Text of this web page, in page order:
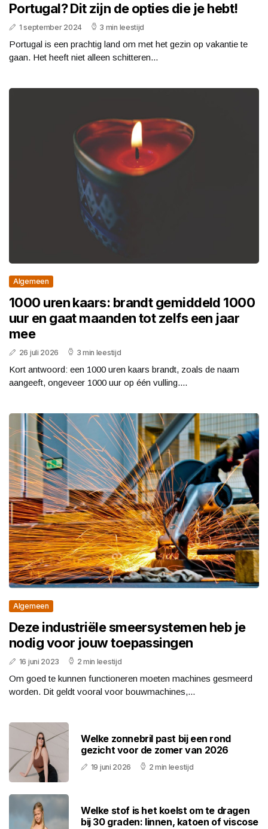
Portugal? Dit zijn de opties die je hebt!
1 september 2024 3 min leestijd
Portugal is een prachtig land om met het gezin op vakantie te
gaan. Het heeft niet alleen schitteren...
Algemeen
1000 uren kaars: brandt gemiddeld 1000
uur en gaat maanden tot zelfs een jaar
mee
26 juli 2026 3 min leestijd
Kort antwoord: een 1000 uren kaars brandt, zoals de naam
aangeeft, ongeveer 1000 uur op één vulling....
Algemeen
Deze industriële smeersystemen heb je
nodig voor jouw toepassingen
16 juni 2023 2 min leestijd
Om goed te kunnen functioneren moeten machines gesmeerd
worden. Dit geldt vooral voor bouwmachines,...
Welke zonnebril past bij een rond
gezicht voor de zomer van 2026
19 juni 2026 2 min leestijd
Welke stof is het koelst om te dragen
bij 30 graden: linnen, katoen of viscose